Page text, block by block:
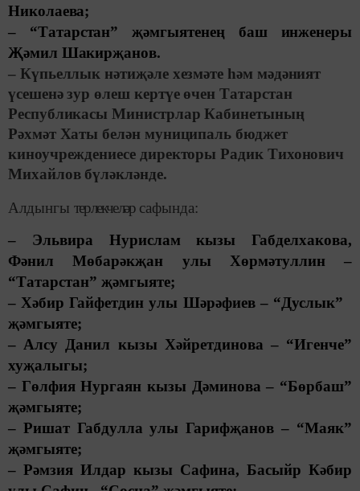
Николаева;
– “Татарстан” җәмгыятенең баш инженеры
Җәмил Шакирҗанов.
– Күпьеллык нәтиҗәле хезмәте һәм мәдәният
үсешенә зур өлеш кертүе өчен Татарстан
Республикасы Министрлар Кабинетының
Рәхмәт Хаты белән муниципаль бюджет
киноучреждениесе директоры Радик Тихонович
Михайлов бүләкләнде.
Алдынгы терлекчеләрсафында:
– Эльвира Нурислам кызы Габделхакова,
Фәнил Мөбарәкҗан улы Хөрмәтуллин –
“Татарстан” җәмгыяте;
– Хәбир Гайфетдин улы Шәрәфиев – “Дуслык”
җәмгыяте;
– Алсу Данил кызы Хәйретдинова – “Игенче”
хуҗалыгы;
– Гөлфия Нургаян кызы Дәминова – “Бөрбаш”
җәмгыяте;
– Ришат Габдулла улы Гарифҗанов – “Маяк”
җәмгыяте;
– Рәмзия Илдар кызы Сафина, Басыйр Кәбир